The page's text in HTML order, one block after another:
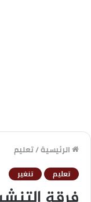
الرئيسية/تعليم
تعليم تنغير